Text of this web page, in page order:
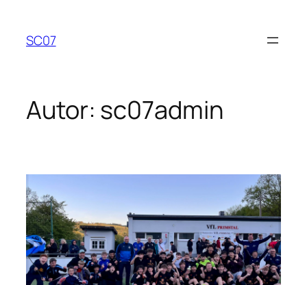
springen
SC07
Autor: sc07admin